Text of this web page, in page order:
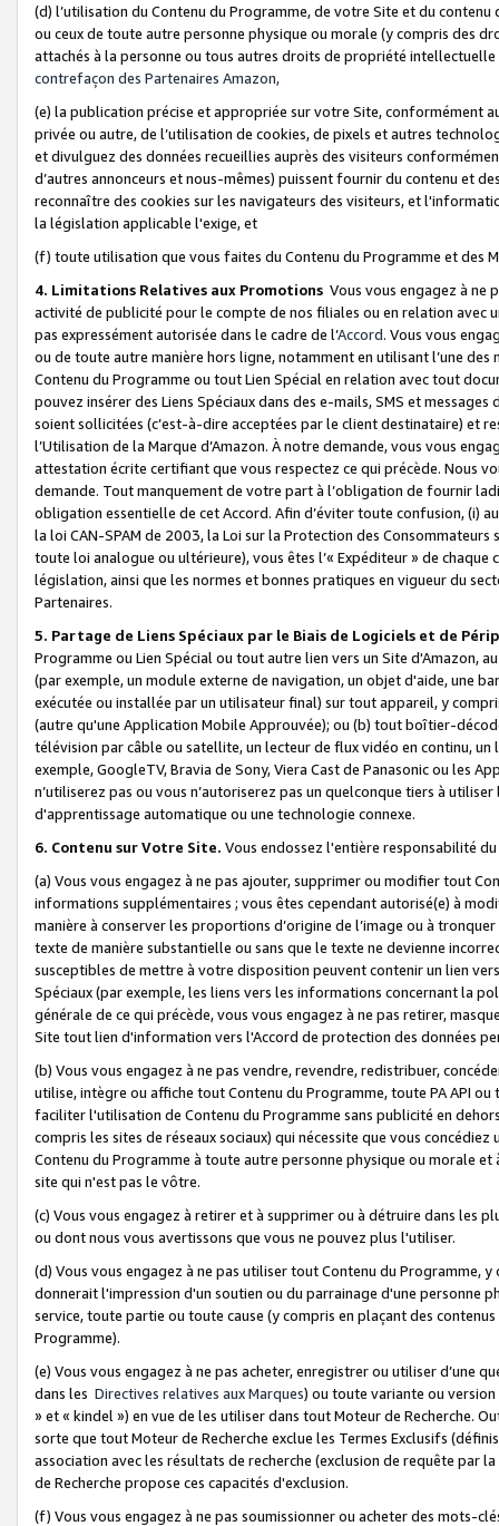
(d) l’utilisation du Contenu du Programme, de votre Site et du
ou ceux de toute autre personne physique ou morale (y compris des
attachés à la personne ou tous autres droits de propriété
contrefaçon des Partenaires Amazon,
(e) la publication précise et appropriée sur votre Site, conformément
privée ou autre, de l’utilisation de cookies, de pixels et autres
et divulguez des données recueillies auprès des visiteurs
d’autres annonceurs et nous-mêmes) puissent fournir du contenu et
reconnaître des cookies sur les navigateurs des visiteurs, et
la législation applicable l'exige, et
(f) toute utilisation que vous faites du Contenu du Programme et des
4. Limitations Relatives aux Promotions Vous vous engagez à ne
activité de publicité pour le compte de nos filiales ou en relation avec
pas expressément autorisée dans le cadre de l’Accord. Vous vous
ou de toute autre manière hors ligne, notamment en utilisant l’une
Contenu du Programme ou tout Lien Spécial en relation avec tout
pouvez insérer des Liens Spéciaux dans des e-mails, SMS et
soient sollicitées (c’est-à-dire acceptées par le client destinataire) et
l’Utilisation de la Marque d’Amazon. À notre demande, vous vous
attestation écrite certifiant que vous respectez ce qui précède. Nous
demande. Tout manquement de votre part à l’obligation de fournir
obligation essentielle de cet Accord. Afin d’éviter toute confusion, (i)
la loi CAN-SPAM de 2003, la Loi sur la Protection des
toute loi analogue ou ultérieure), vous êtes l’« Expéditeur » de
législation, ainsi que les normes et bonnes pratiques en vigueur du
Partenaires.
5. Partage de Liens Spéciaux par le Biais de Logiciels et de
Programme ou Lien Spécial ou tout autre lien vers un Site d'Amazon,
(par exemple, un module externe de navigation, un objet d'aide, une
exécutée ou installée par un utilisateur final) sur tout appareil, y
(autre qu'une Application Mobile Approuvée); ou (b) tout boîtier-
télévision par câble ou satellite, un lecteur de flux vidéo en continu,
exemple, GoogleTV, Bravia de Sony, Viera Cast de Panasonic ou les
n’utiliserez pas ou vous n’autoriserez pas un quelconque tiers à
d'apprentissage automatique ou une technologie connexe.
6. Contenu sur Votre Site. Vous endossez l'entière responsabilité
(a) Vous vous engagez à ne pas ajouter, supprimer ou modifier tout
informations supplémentaires ; vous êtes cependant autorisé(e) à
manière à conserver les proportions d’origine de l’image ou à
texte de manière substantielle ou sans que le texte ne devienne
susceptibles de mettre à votre disposition peuvent contenir un lien
Spéciaux (par exemple, les liens vers les informations concernant la
générale de ce qui précède, vous vous engagez à ne pas retirer,
Site tout lien d'information vers l'Accord de protection des données
(b) Vous vous engagez à ne pas vendre, revendre, redistribuer,
utilise, intègre ou affiche tout Contenu du Programme, toute PA API
faciliter l'utilisation de Contenu du Programme sans publicité en
compris les sites de réseaux sociaux) qui nécessite que vous
Contenu du Programme à toute autre personne physique ou morale
site qui n'est pas le vôtre.
(c) Vous vous engagez à retirer et à supprimer ou à détruire dans les
ou dont nous vous avertissons que vous ne pouvez plus l'utiliser.
(d) Vous vous engagez à ne pas utiliser tout Contenu du Programme,
donnerait l'impression d'un soutien ou du parrainage d'une personne
service, toute partie ou toute cause (y compris en plaçant des
Programme).
(e) Vous vous engagez à ne pas acheter, enregistrer ou utiliser d’une
dans les Directives relatives aux Marques) ou toute variante ou
» et « kindel ») en vue de les utiliser dans tout Moteur de Recherche.
sorte que tout Moteur de Recherche exclue les Termes Exclusifs
association avec les résultats de recherche (exclusion de requête
de Recherche propose ces capacités d'exclusion.
(f) Vous vous engagez à ne pas soumissionner ou acheter des mots-